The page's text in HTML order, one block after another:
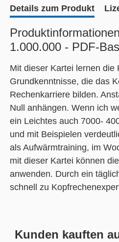
Details zum Produkt
1.000.000 - PDF-
Mit dieser Kartei lernen die
Grundkenntnisse, die das
Rechenkarriere bilden.
Null anhängen. Wenn ich
ein Leichtes auch 7000-
und mit Beispielen
als Aufwärmtraining, im
mit dieser Kartei können
anwenden. Durch ein
schnell zu
Kunden kauften